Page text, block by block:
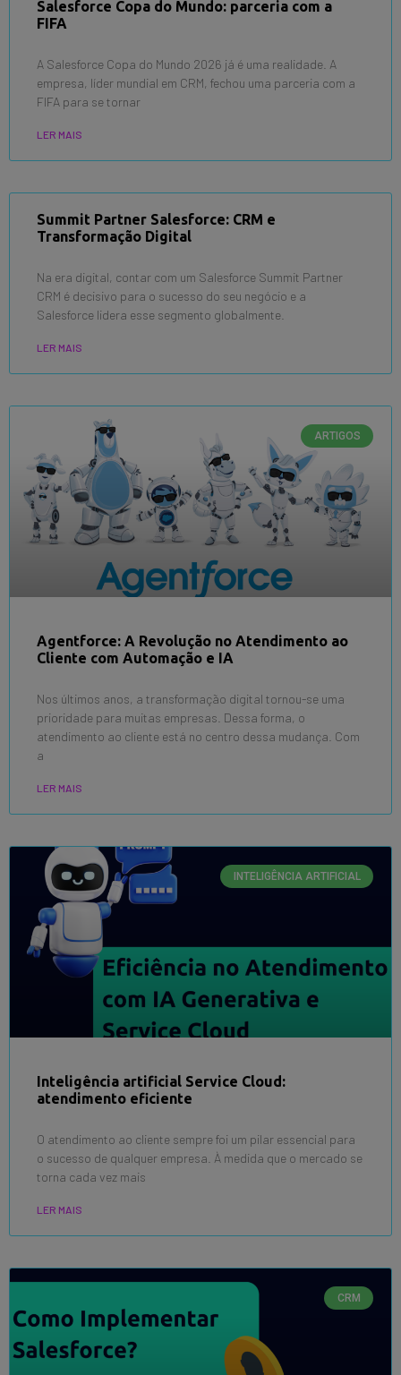
Salesforce Copa do Mundo: parceria com a
FIFA
A Salesforce Copa do Mundo 2026 já é uma realidade. A
empresa, líder mundial em CRM, fechou uma parceria com a
FIFA para se tornar
LER MAIS
Summit Partner Salesforce: CRM e
Transformação Digital
Na era digital, contar com um Salesforce Summit Partner
CRM é decisivo para o sucesso do seu negócio e a
Salesforce lidera esse segmento globalmente.
LER MAIS
ARTIGOS
Agentforce: A Revolução no Atendimento ao
Cliente com Automação e IA
Nos últimos anos, a transformação digital tornou-se uma
prioridade para muitas empresas. Dessa forma, o
atendimento ao cliente está no centro dessa mudança. Com
a
LER MAIS
INTELIGÊNCIA ARTIFICIAL
Inteligência artificial Service Cloud:
atendimento eficiente
O atendimento ao cliente sempre foi um pilar essencial para
o sucesso de qualquer empresa. À medida que o mercado se
torna cada vez mais
LER MAIS
CRM